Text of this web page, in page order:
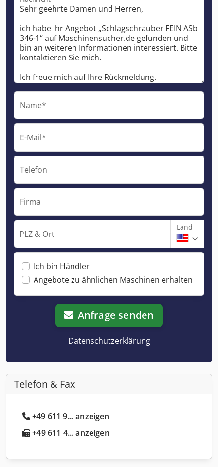
Name*
E-Mail*
Telefon
Firma
PLZ & Ort
Land
Ich bin Händler
Angebote zu ähnlichen Maschinen erhalten
Anfrage senden
Datenschutzerklärung
Telefon & Fax
+49 611 9... anzeigen
+49 611 4... anzeigen